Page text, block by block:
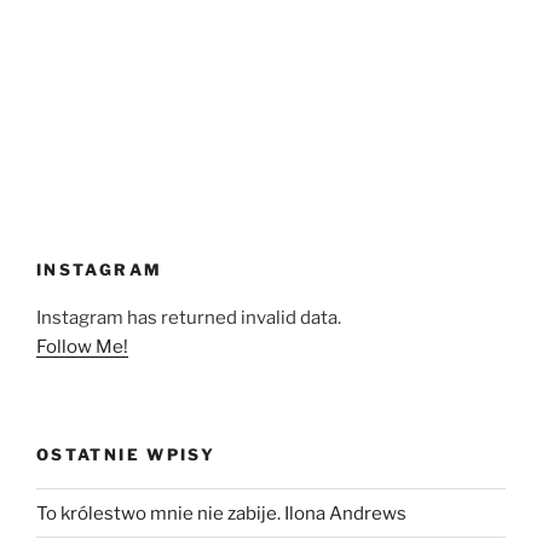
INSTAGRAM
Instagram has returned invalid data.
Follow Me!
OSTATNIE WPISY
To królestwo mnie nie zabije. Ilona Andrews